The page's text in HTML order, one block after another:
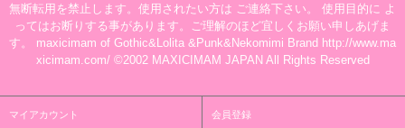
無断転用を禁止します。使用されたい方は ご連絡下さい。 使用目的に よ
ってはお断りする事があります。ご理解のほど宜しくお願い申しあげま
す。 maxicimam of Gothic&Lolita &Punk&Nekomimi Brand http://www.ma
xicimam.com/ ©2002 MAXICIMAM JAPAN All Rights Reserved
マイアカウント 会員登録